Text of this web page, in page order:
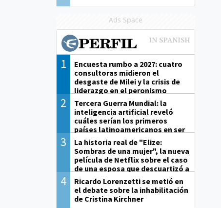
Ads Space
1
Encuesta rumbo a 2027: cuatro
consultoras midieron el
desgaste de Milei y la crisis de
liderazgo en el peronismo
2
Tercera Guerra Mundial: la
inteligencia artificial reveló
cuáles serían los primeros
países latinoamericanos en ser
derrotados
3
La historia real de "Elize:
Sombras de una mujer", la nueva
película de Netflix sobre el caso
de una esposa que descuartizó a
su marido
4
Ricardo Lorenzetti se metió en
el debate sobre la inhabilitación
de Cristina Kirchner